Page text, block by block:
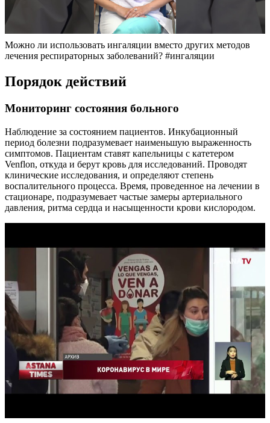
Можно ли использовать ингаляции вместо других методов
лечения респираторных заболеваний? #ингаляции
Порядок действий
Мониторинг состояния больного
Наблюдение за состоянием пациентов. Инкубационный
период болезни подразумевает наименьшую выраженность
симптомов. Пациентам ставят капельницы с катетером
Venflon, откуда и берут кровь для исследований. Проводят
клинические исследования, и определяют степень
воспалительного процесса. Время, проведенное на лечении в
стационаре, подразумевает частые замеры артериального
давления, ритма сердца и насыщенности крови кислородом.